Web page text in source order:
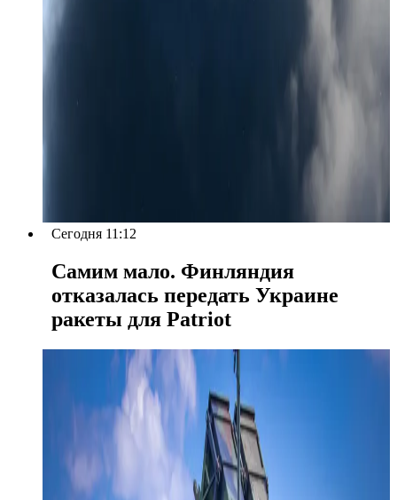
Сегодня 11:12
Самим мало. Финляндия
отказалась передать Украине
ракеты для Patriot